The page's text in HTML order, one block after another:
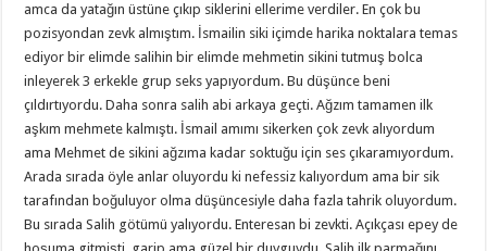
amca da yatağın üstüne çıkıp siklerini ellerime verdiler. En çok bu
pozisyondan zevk almıştım. İsmailin siki içimde harika noktalara temas
ediyor bir elimde salihin bir elimde mehmetin sikini tutmuş bolca
inleyerek 3 erkekle grup seks yapıyordum. Bu düşünce beni
çıldırtıyordu. Daha sonra salih abi arkaya geçti. Ağzım tamamen ilk
aşkım mehmete kalmıştı. İsmail amımı sikerken çok zevk alıyordum
ama Mehmet de sikini ağzıma kadar soktuğu için ses çıkaramıyordum.
Arada sırada öyle anlar oluyordu ki nefessiz kalıyordum ama bir sik
tarafından boğuluyor olma düşüncesiyle daha fazla tahrik oluyordum.
Bu sırada Salih götümü yalıyordu. Enteresan bi zevkti. Açıkçası epey de